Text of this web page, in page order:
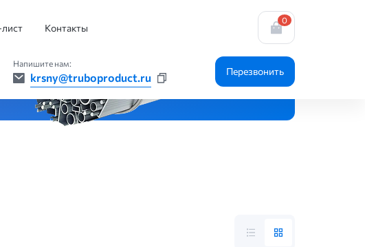
Контакты
0
Напишите нам:
krsny@truboproduct.ru Перезвонить